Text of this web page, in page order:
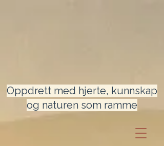
Oppdrett med hjerte, kunnskap
og naturen som ramme